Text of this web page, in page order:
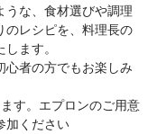
な、食材選びや調理
のレシピを、料理長の
ます。
心者の方でもお楽しみ
す。エプロンのご用意
加ください